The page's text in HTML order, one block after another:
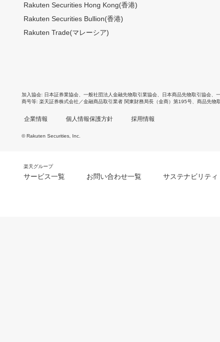
Rakuten Securities Hong Kong(香港)
Rakuten Securities Bullion(香港)
Rakuten Trade(マレーシア)
加入協会 日本証券業協会 一般社団法人金融先物取引業協会 日本商品先物取引協会
商号等 楽天証券株式会社／金融商品取引業者 関東財務局長（金商）第195号、商品先物
企業情報 個人情報保護方針 採用情報
© Rakuten Securities, Inc.
楽天グループ
サービス一覧 お問い合わせ一覧 サステナビリティ